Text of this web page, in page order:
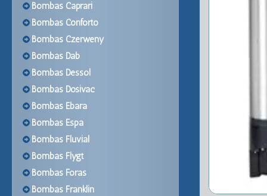
Bombas Caprari
Bombas Conforto
Bombas Czerweny
Bombas Dab
Bombas Dessol
Bombas Dosivac
Bombas Ebara
Bombas Espa
Bombas Fluvial
Bombas Flygt
Bombas Foras
Bombas Franklin